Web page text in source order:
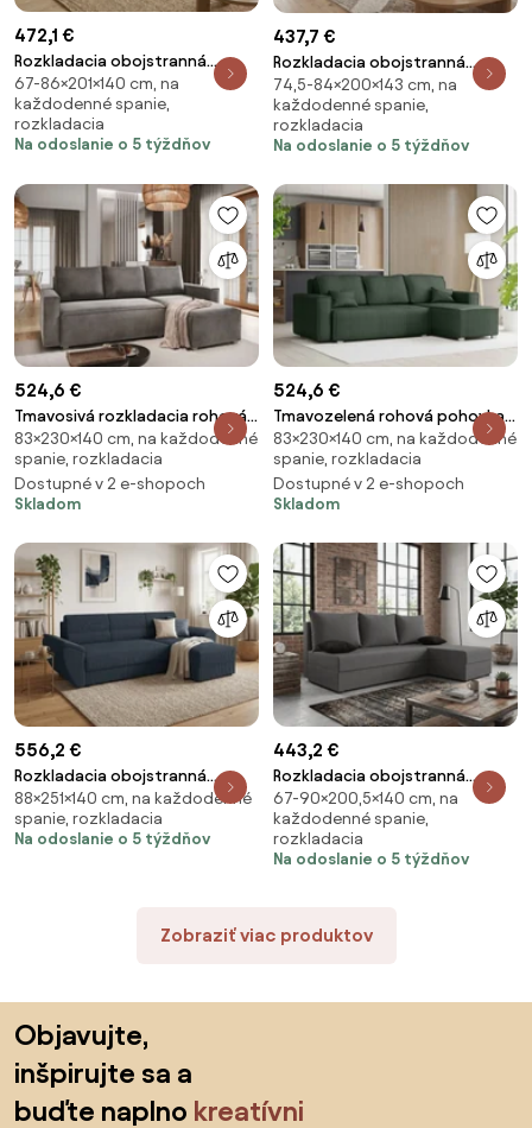
472,1 €
Rozkladacia obojstranná
sedacia súprava do L TAVERO
SLIM 201x140 cm, tmavomodrá
67-86×201×140 cm, na
každodenné spanie,
rozkladacia
Na odoslanie o 5 týždňov
437,7 €
Rozkladacia obojstranná
sedacia súprava do L VENORIA
SLIM 200x143 cm, béžová + 2
vankúšiky ZDARMA
74,5-84×200×143 cm, na
každodenné spanie,
rozkladacia
Na odoslanie o 5 týždňov
524,6 €
Tmavosivá rozkladacia rohová
pohovka CAVELO, obojstranná
83×230×140 cm, na každodenné
spanie, rozkladacia
Dostupné v 2 e-shopoch
Skladom
524,6 €
Tmavozelená rohová pohovka
SMART COSARO, obojstranná +
2 vankúšiky ZADARMO
83×230×140 cm, na každodenné
spanie, rozkladacia
Dostupné v 2 e-shopoch
Skladom
556,2 €
Rozkladacia obojstranná
sedacia súprava do L TAVERO
251x140 cm, tmavomodrá
88×251×140 cm, na každodenné
spanie, rozkladacia
Na odoslanie o 5 týždňov
443,2 €
Rozkladacia obojstranná
sedacia súprava do L VALERIO
SLIM 200x140 cm, tmavosivá +
2 vankúšiky ZDARMA
67-90×200,5×140 cm, na
každodenné spanie,
rozkladacia
Na odoslanie o 5 týždňov
Zobraziť viac produktov
Objavujte,
inšpirujte sa a
buďte naplno kreatívni